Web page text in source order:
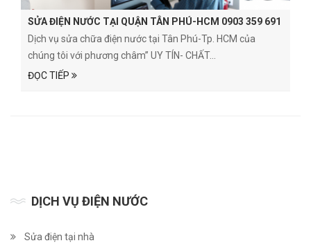
SỬA ĐIỆN NƯỚC TẠI QUẬN TÂN PHÚ-HCM 0903 359 691
Dịch vụ sửa chữa điện nước tại Tân Phú-Tp. HCM của
chúng tôi với phương châm” UY TÍN- CHẤT...
ĐỌC TIẾP
DỊCH VỤ ĐIỆN NƯỚC
Sửa điện tại nhà